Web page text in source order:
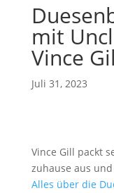
mit
Vince
Juli 31, 2023
Vince Gill packt
zuhause aus
Alles über die